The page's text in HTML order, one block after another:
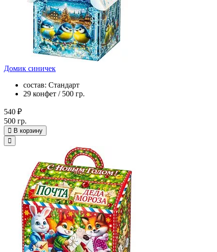
Домик синичек
состав: Стандарт
29 конфет / 500 гр.
540 ₽
500 гр.
В корзину